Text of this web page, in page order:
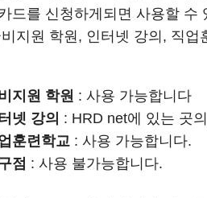
드를 신청하게되면 사용할
지원 학원, 인터넷 강의, 직
지원 학원 : 사용 가능합니다
넷 강의 : HRD net에 있는 곳
훈련학교 : 사용 가능합니다.
점 : 사용 불가능합니다.